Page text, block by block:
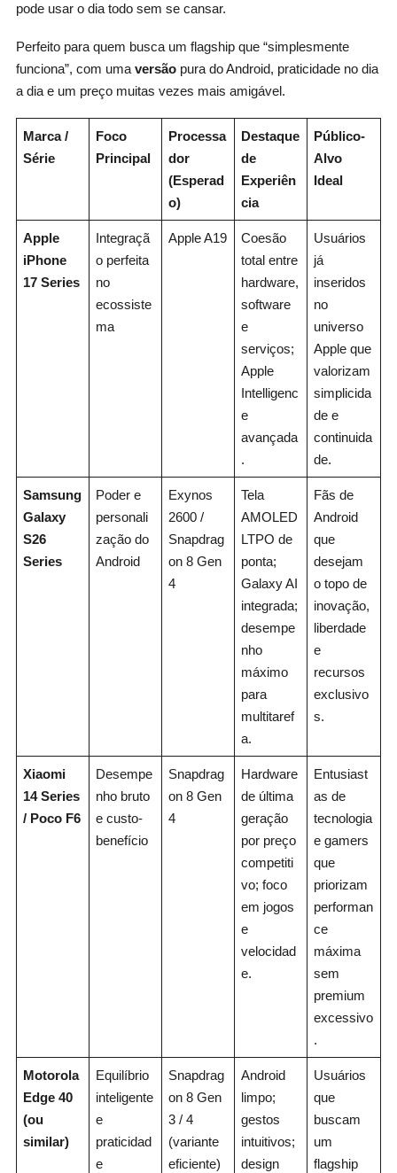
pode usar o dia todo sem se cansar.
Perfeito para quem busca um flagship que “simplesmente
funciona”, com uma versãopura do Android, praticidade no dia
a dia e um preço muitas vezes mais amigável.
Marca /
Série
Foco
Principal
Processa
dor
(Esperad
o)
Destaque
de
Experiên
cia
Público-
Alvo
Ideal
Apple
iPhone
17 Series
Integraçã
o perfeita
no
ecossiste
ma
Apple A19
Coesão
total entre
hardware,
software
e
serviços;
Apple
Intelligenc
e
avançada
.
Usuários
já
inseridos
no
universo
Apple que
valorizam
simplicida
de e
continuida
de.
Samsung
Galaxy
S26
Series
Poder e
personali
zação do
Android
Exynos
2600 /
Snapdrag
on 8 Gen
4
Tela
AMOLED
LTPO de
ponta;
Galaxy AI
integrada;
desempe
nho
máximo
para
multitaref
a.
Fãs de
Android
que
desejam
o topo de
inovação,
liberdade
e
recursos
exclusivo
s.
Xiaomi
14 Series
/ Poco F6
Desempe
nho bruto
e custo-
benefício
Snapdrag
on 8 Gen
4
Hardware
de última
geração
por preço
competiti
vo; foco
em jogos
e
velocidad
e.
Entusiast
as de
tecnologia
e gamers
que
priorizam
performan
ce
máxima
sem
premium
excessivo
.
Motorola
Edge 40
(ou
similar)
Equilíbrio
inteligente
e
praticidad
e
Snapdrag
on 8 Gen
3 / 4
(variante
eficiente)
Android
limpo;
gestos
intuitivos;
design
Usuários
que
buscam
um
flagship